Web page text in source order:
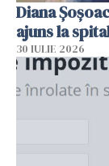
Diana
ajuns la
30 IULIE 2026